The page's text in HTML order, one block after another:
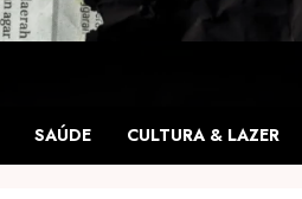
SAÚDE CULTURA & LAZER